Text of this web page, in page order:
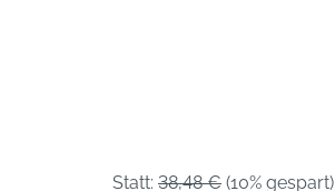
Statt: 38,48 € (10% gespart)